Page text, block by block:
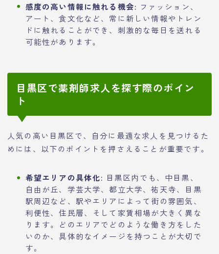
感度の高い情報に触れる機会: ファッション、
アート、食文化など、常に新しい情報やトレン
ドに触れることができ、刺激的な毎日を送れる
可能性があります。
目黒区で薬剤師求人を探す際のポイン
ト
人気の高い目黒区で、自分に最適な求人を見つけるた
めには、以下のポイントを押さえることが重要です。
希望エリアの具体化: 目黒区内でも、中目黒、
自由が丘、学芸大学、都立大学、祐天寺、目黒
駅周辺など、駅やエリアによって街の雰囲気、
利便性、住民層、そして家賃相場が大きく異な
ります。どのエリアでどのような働き方をした
いのか、具体的なイメージを持つことが大切で
す。